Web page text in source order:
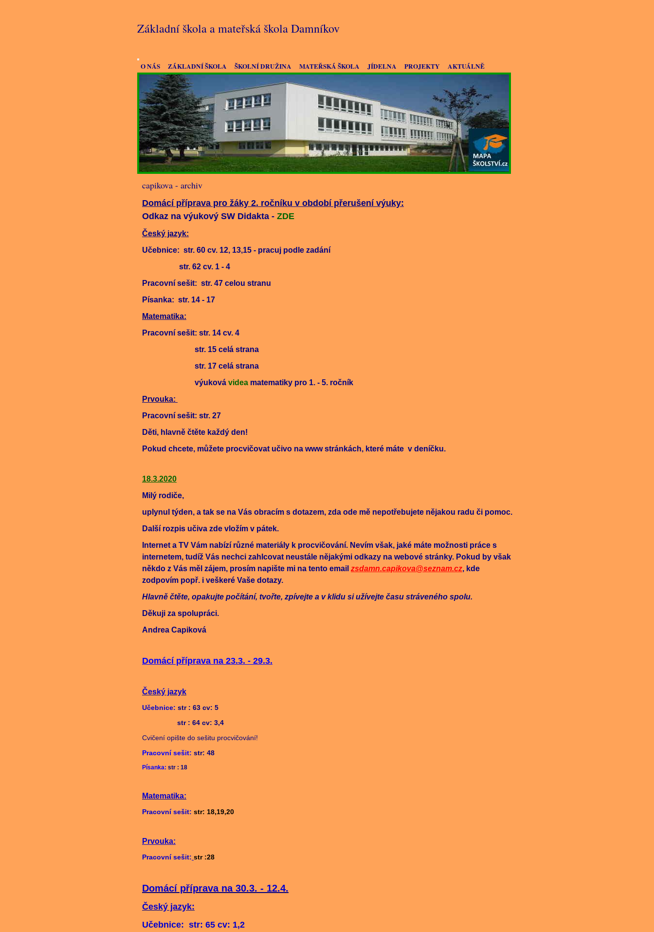
O NÁS ZÁKLADNÍ ŠKOLA ŠKOLNÍ DRUŽINA MATEŘSKÁ ŠKOLA JÍDELNA PROJEKTY AKTUÁLNĚ
Základní škola a mateřská škola Damníkov
capikova - archiv
Domácí příprava pro žáky 2. ročníku v období přerušení výuky:
Odkaz na výukový SW Didakta - ZDE
Český jazyk:
Učebnice: str. 60 cv. 12, 13,15 - pracuj podle zadání
str. 62 cv. 1 - 4
Pracovní sešit: str. 47 celou stranu
Písanka: str. 14 - 17
Matematika:
Pracovní sešit: str. 14 cv. 4
str. 15 celá strana
str. 17 celá strana
výuková videa matematiky pro 1. - 5. ročník
Prvouka:
Pracovní sešit: str. 27
Děti, hlavně čtěte každý den!
Pokud chcete, můžete procvičovat učivo na www stránkách, které máte v deníčku.
18.3.2020
Milý rodiče,
uplynul týden, a tak se na Vás obracím s dotazem, zda ode mě nepotřebujete nějakou radu či pomoc.
Další rozpis učiva zde vložím v pátek.
Internet a TV Vám nabízí různé materiály k procvičování. Nevím však, jaké máte možnosti práce s
internetem, tudíž Vás nechci zahlcovat neustále nějakými odkazy na webové stránky. Pokud by však
někdo z Vás měl zájem, prosím napište mi na tento email zsdamn.capikova@seznam.cz, kde
zodpovím popř. i veškeré Vaše dotazy.
Hlavně čtěte, opakujte počítání, tvořte, zpívejte a v klidu si užívejte času stráveného spolu.
Děkuji za spolupráci.
Andrea Capiková
Domácí příprava na 23.3. - 29.3.
Český jazyk
Učebnice: str : 63 cv: 5
str : 64 cv: 3,4
Cvičení opište do sešitu procvičování!
Pracovní sešit: str: 48
Písanka: str : 18
Matematika:
Pracovní sešit: str: 18,19,20
Prvouka:
Pracovní sešit: str :28
Domácí příprava na 30.3. - 12.4.
Český jazyk:
Učebnice: str: 65 cv: 1,2